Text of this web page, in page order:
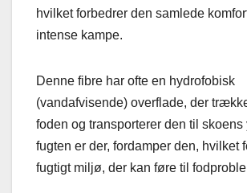
hvilket forbedrer den samlede
intense kampe.
Denne fibre har ofte en hydrofobisk
(vandafvisende) overflade, der
foden og transporterer den til skoens
fugten er der, fordamper den, hvilket
fugtigt miljø, der kan føre til